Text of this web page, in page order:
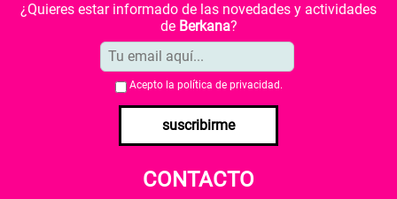
¿Quieres estar informado de las novedades y actividades
de Berkana?
Acepto la política de privacidad .
suscribirme
CONTACTO